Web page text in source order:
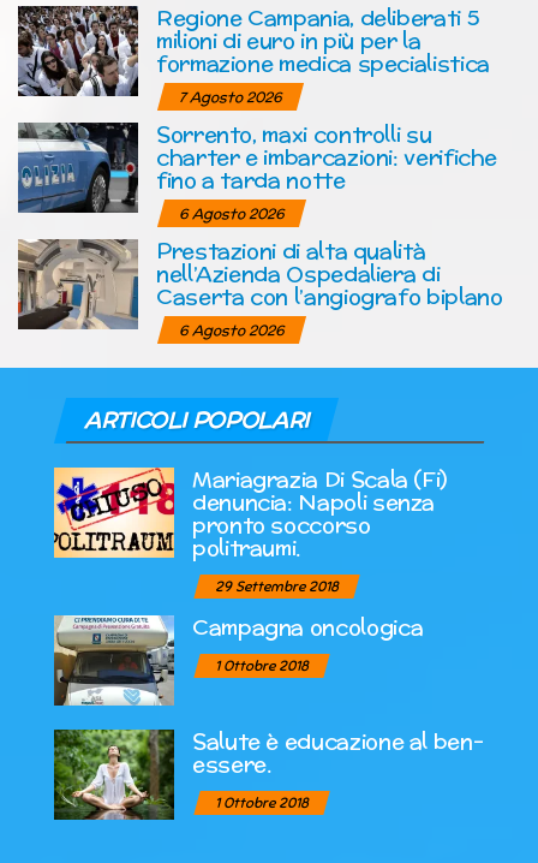
Regione Campania, deliberati 5
milioni di euro in più per la
formazione medica specialistica
7 Agosto 2026
Sorrento, maxi controlli su
charter e imbarcazioni: verifiche
fino a tarda notte
6 Agosto 2026
Prestazioni di alta qualità
nell’Azienda Ospedaliera di
Caserta con l’angiografo biplano
6 Agosto 2026
ARTICOLI POPOLARI
Mariagrazia Di Scala (Fi)
denuncia: Napoli senza
pronto soccorso
politraumi.
29 Settembre 2018
Campagna oncologica
1 Ottobre 2018
Salute è educazione al ben-
essere.
1 Ottobre 2018